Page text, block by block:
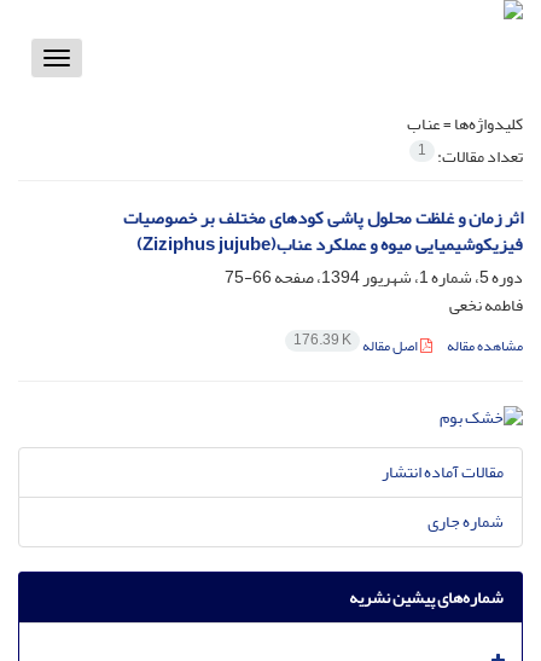
Toggle
کلیدواژه‌ها =عناب
تعداد مقالات: 1
اثر زمان و غلظت محلول پاشی کودهای مختلف بر خصوصیات
فیزیکوشیمیایی میوه و عملکرد عناب(Ziziphus jujube)
دوره 5، شماره 1، شهریور 1394، صفحه
66-75
فاطمه نخعی
مشاهده مقاله اصل مقاله 176.39 K
مقالات آماده انتشار
شماره جاری
شماره‌های پیشین نشریه